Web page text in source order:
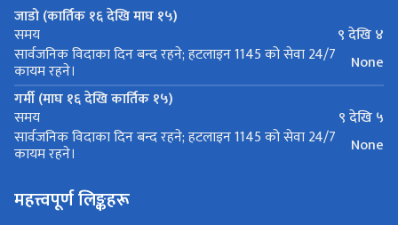
जाडो (कार्तिक १६ देखि माघ १५)
समय
९ देखि ४
सार्वजनिक विदाका दिन बन्द रहने; हटलाइन 1145 को सेवा 24/7
कायम रहने।
None
गर्मी (माघ १६ देखि कार्तिक १५)
समय
९ देखि ५
सार्वजनिक विदाका दिन बन्द रहने; हटलाइन 1145 को सेवा 24/7
कायम रहने। None
महत्त्वपूर्ण लिङ्कहरू